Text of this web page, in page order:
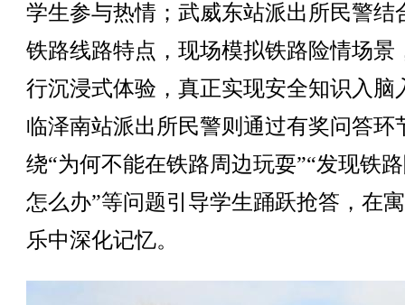
学生参与热情；武威东站派出所民警结
铁路线路特点，现场模拟铁路险情场景
行沉浸式体验，真正实现安全知识入脑
临泽南站派出所民警则通过有奖问答环
绕“为何不能在铁路周边玩耍”“发现铁
怎么办”等问题引导学生踊跃抢答，在
乐中深化记忆。